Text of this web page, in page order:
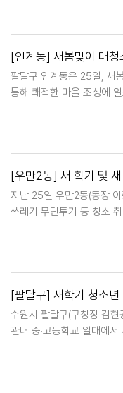
[인계동] 새봄맞이 대청
팔달구 인계동은 25일, 새
통해 쾌적한 마을 조성에
환경을 정비했다. 총 50
인계초등학교 및 인도래
[우만2동] 새 학기 및
지난 25일 우만2동(동장
쓰레기 무단투기 등 청소
번 환경 정비 활동에는 코
통장협의회, 주민자치위
[팔달구] 새학기 청소년
수원시 팔달구(구청장 김
관내 중‧고등학교 일대에
인을 실시하였다. 이번 캠
비행을 막고자 실시되었